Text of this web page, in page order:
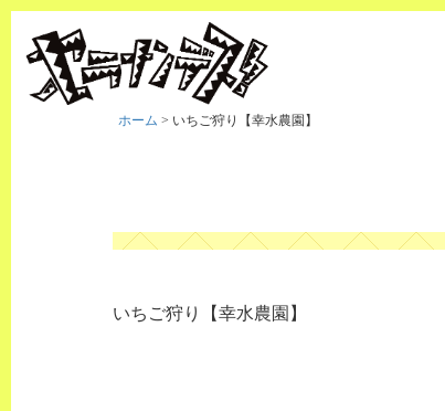
ホーム > いちご狩り【幸水農園】
いちご狩り【幸水農園】